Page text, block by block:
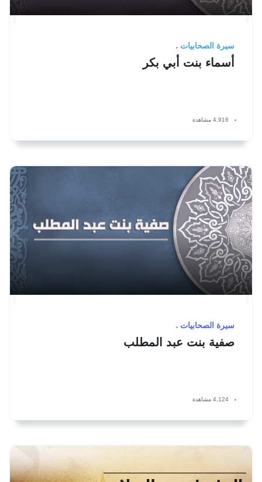
سيرة الصحابيات
أسماء بنت أبي بكر
4,916 مشاهدة
سيرة الصحابيات
صفية بنت عبد المطلب
4,124 مشاهدة